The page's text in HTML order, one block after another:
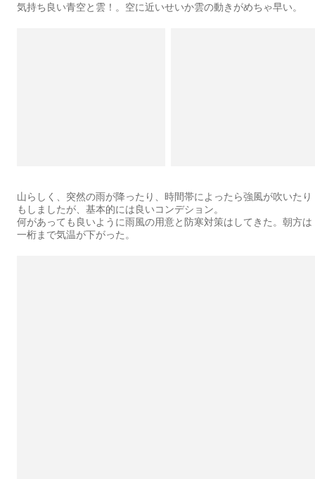
気持ち良い青空と雲！。空に近いせいか雲の動きがめちゃ早い。
山らしく、突然の雨が降ったり、時間帯によったら強風が吹いたり
もしましたが、基本的には良いコンデション。
何があっても良いように雨風の用意と防寒対策はしてきた。朝方は
一桁まで気温が下がった。